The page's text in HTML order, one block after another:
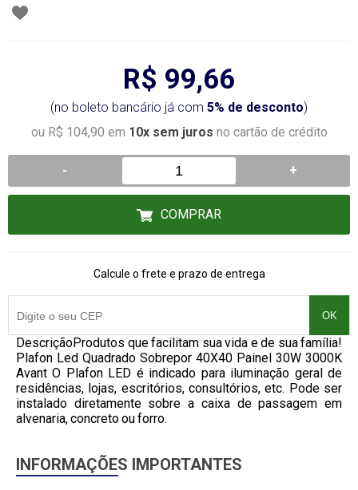
R$ 99,66
(no boleto bancário já com 5% de desconto)
ou R$ 104,90 em 10x sem juros no cartão de crédito
- +
COMPRAR
Calcule o frete e prazo de entrega
OK
DescriçãoProdutos que facilitam sua vida e de sua família!
Plafon Led Quadrado Sobrepor 40X40 Painel 30W 3000K
Avant O Plafon LED é indicado para iluminação geral de
residências, lojas, escritórios, consultórios, etc. Pode ser
instalado diretamente sobre a caixa de passagem em
alvenaria, concreto ou forro.
INFORMAÇÕES IMPORTANTES